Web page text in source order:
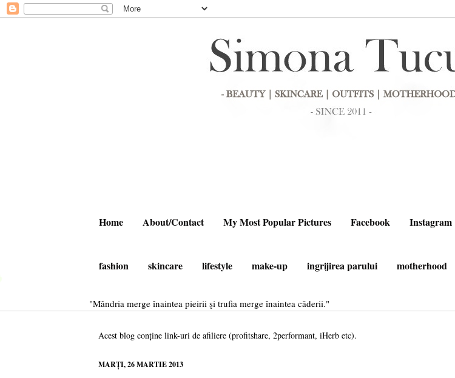
Home About/Contact My Most Popular Pictures Facebook Instagram
fashion skincare lifestyle make-up ingrijirea parului motherhood
"Mândria merge înaintea pieirii şi trufia merge înaintea căderii."
Acest blog conține link-uri de afiliere (profitshare, 2performant, iHerb etc).
MARȚI, 26 MARTIE 2013